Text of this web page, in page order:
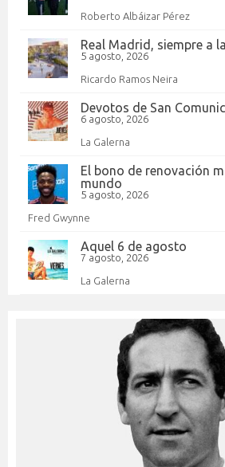
Roberto Albáizar Pérez
Real Madrid, siempre a
5 agosto, 2026
Ricardo Ramos Neira
Devotos de San
6 agosto, 2026
La Galerna
El bono de renovación
mundo
5 agosto, 2026
Fred Gwynne
Aquel 6 de agosto
7 agosto, 2026
La Galerna